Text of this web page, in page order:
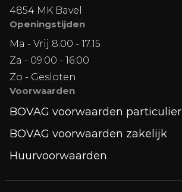
4854 MK Bavel
Openingstijden
Ma - Vrij 8.00 - 17.15
Za - 09:00 - 16:00
Zo - Gesloten
Voorwaarden
BOVAG voorwaarden particulier
BOVAG voorwaarden zakelijk
Huurvoorwaarden